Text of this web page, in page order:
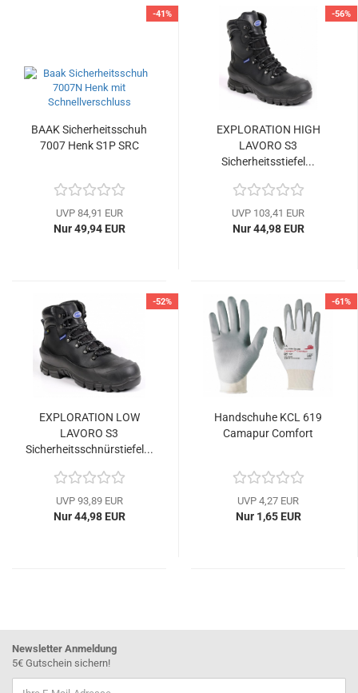
-41%
BAAK Sicherheitsschuh
7007 Henk S1P SRC
UVP 84,91 EUR
Nur 49,94 EUR
-56%
EXPLORATION HIGH
LAVORO S3
Sicherheitsstiefel...
UVP 103,41 EUR
Nur 44,98 EUR
-52%
EXPLORATION LOW
LAVORO S3
Sicherheitsschnürstiefel...
UVP 93,89 EUR
Nur 44,98 EUR
-61%
Handschuhe KCL 619
Camapur Comfort
UVP 4,27 EUR
Nur 1,65 EUR
Newsletter Anmeldung
5€ Gutschein sichern!